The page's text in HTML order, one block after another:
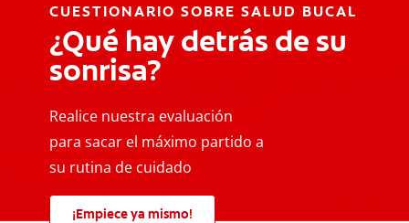
CUESTIONARIO SOBRE SALUD BUCAL
¿Qué hay detrás de su
sonrisa?
Realice nuestra evaluación
para sacar el máximo partido a
su rutina de cuidado
¡Empiece ya mismo!